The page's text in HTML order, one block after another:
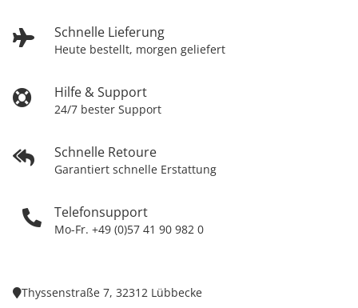
Schnelle Lieferung
Heute bestellt, morgen geliefert
Hilfe & Support
24/7 bester Support
Schnelle Retoure
Garantiert schnelle Erstattung
Telefonsupport
Mo-Fr. +49 (0)57 41 90 982 0
Thyssenstraße 7, 32312 Lübbecke